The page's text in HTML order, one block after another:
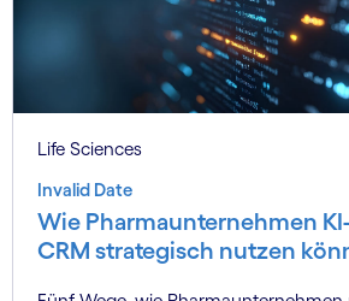
Life Sciences
Invalid Date
Wie Pharmaunternehmen
CRM strategisch nutzen